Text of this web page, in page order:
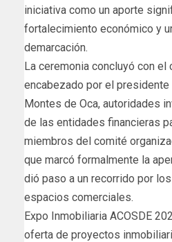
iniciativa como un aporte
fortalecimiento económico y
demarcación.
La ceremonia concluyó con el
encabezado por el presidente
Montes de Oca, autoridades
de las entidades financieras
miembros del comité
que marcó formalmente la
dió paso a un recorrido por
espacios comerciales.
Expo Inmobiliaria ACOSDE
oferta de proyectos